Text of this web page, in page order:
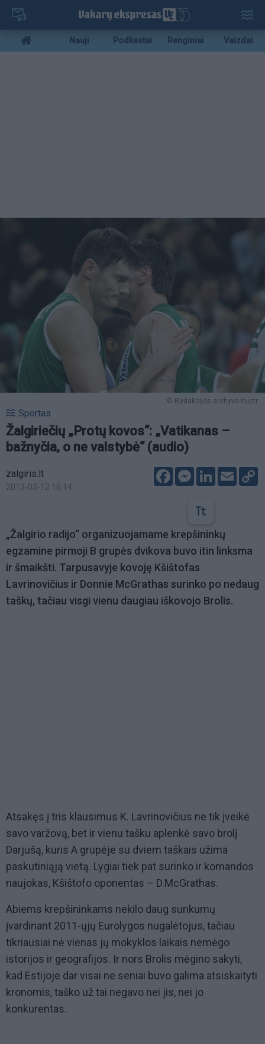
Pereiti
pagrindinį
turinį
Mobile
menu
Nauji Podkastai Renginiai Vaizdai
© Redakcijos archyvo nuotr.
Sportas
Žalgiriečių „Protų kovos“: „Vatikanas –
bažnyčia, o ne valstybė“ (audio)
zalgiris.lt
2013-03-12 16:14
FacebookMessenger
LinkedIn
Email
„Žalgirio radijo“ organizuojamame krepšininkų
egzamine pirmoji B grupės dvikova buvo itin linksma
ir šmaikšti. Tarpusavyje kovoję Kšištofas
Lavrinovičius ir Donnie McGrathas surinko po nedaug
taškų, tačiau visgi vienu daugiau iškovojo Brolis.
Atsakęs į tris klausimus K. Lavrinovičius ne tik įveikė
savo varžovą, bet ir vienu tašku aplenkė savo brolį
Darjušą, kuris A grupėje su dviem taškais užima
paskutiniąją vietą. Lygiai tiek pat surinko ir komandos
naujokas, Kšištofo oponentas – D.McGrathas.
Abiems krepšininkams nekilo daug sunkumų
įvardinant 2011-ųjų Eurolygos nugalėtojus, tačiau
tikriausiai nė vienas jų mokyklos laikais nemėgo
istorijos ir geografijos. Ir nors Brolis mėgino sakyti,
kad Estijoje dar visai ne seniai buvo galima atsiskaityti
kronomis, taško už tai negavo nei jis, nei jo
konkurentas.